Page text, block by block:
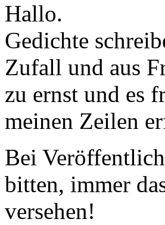
Hallo.
Gedichte
Zufall und aus
zu ernst und es
meinen Zeilen
Bei
bitten, immer
versehen!